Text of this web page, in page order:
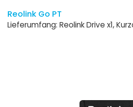
Reolink Go PT
Lieferumfang: Reolink Drive x1,